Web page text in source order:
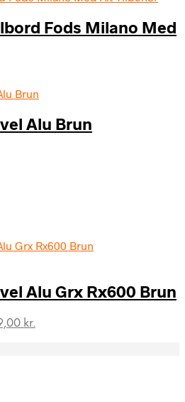
Fods Milano Med
Alu Brun
Alu Grx Rx600 Brun
kr.